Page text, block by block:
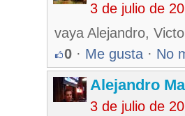
3 de julio de
vaya Alejandro,
0 · Me gusta · No
Alejandro
3 de julio de